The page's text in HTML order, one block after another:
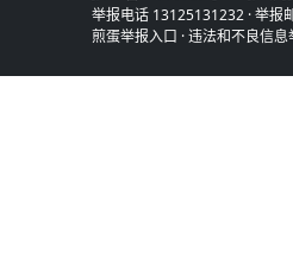
举报电话 13125131232 · 举报
煎蛋举报入口 ·违法和不良信息